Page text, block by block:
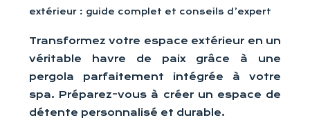
extérieur : guide complet et conseils d’expert
Transformez votre espace extérieur en un
véritable havre de paix grâce à une
pergola parfaitement intégrée à votre
spa. Préparez-vous à créer un espace de
détente personnalisé et durable.